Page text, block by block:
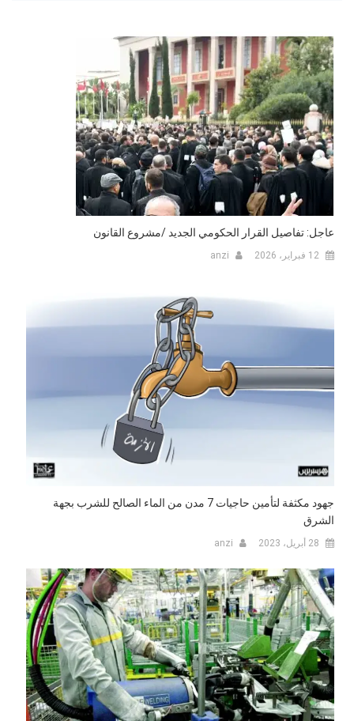
عاجل: تفاصيل القرار الحكومي الجديد /مشروع القانون
12 فبراير، 2026 anzi
جهود مكثفة لتأمين حاجيات 7 مدن من الماء الصالح للشرب بجهة
الشرق
28 أبريل، 2023 anzi